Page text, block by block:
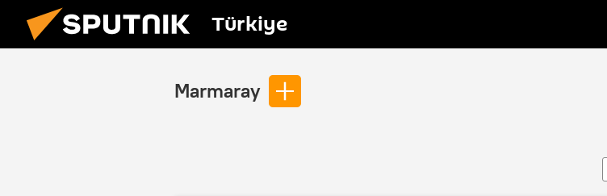
Türkiye
Marmaray